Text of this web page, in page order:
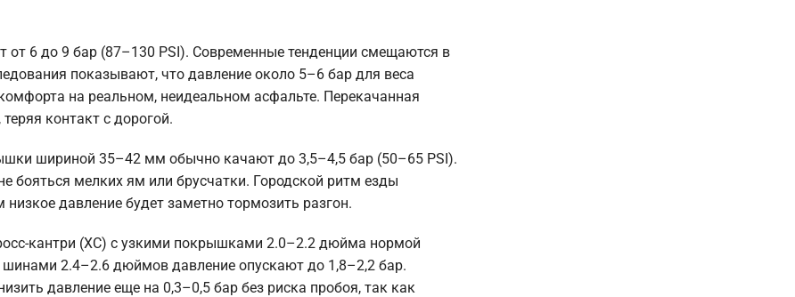
6 до 9 бар (87–130 PSI). Современные тенденции смещаются в
показывают, что давление около 5–6 бар для веса
на реальном, неидеальном асфальте. Перекачанная
контакт с дорогой.
шириной 35–42 мм обычно качают до 3,5–4,5 бар (50–65 PSI).
бояться мелких ям или брусчатки. Городской ритм езды
давление будет заметно тормозить разгон.
кантри (XC) с узкими покрышками 2.0–2.2 дюйма нормой
2.4–2.6 дюймов давление опускают до 1,8–2,2 бар.
давление еще на 0,3–0,5 бар без риска пробоя, так как